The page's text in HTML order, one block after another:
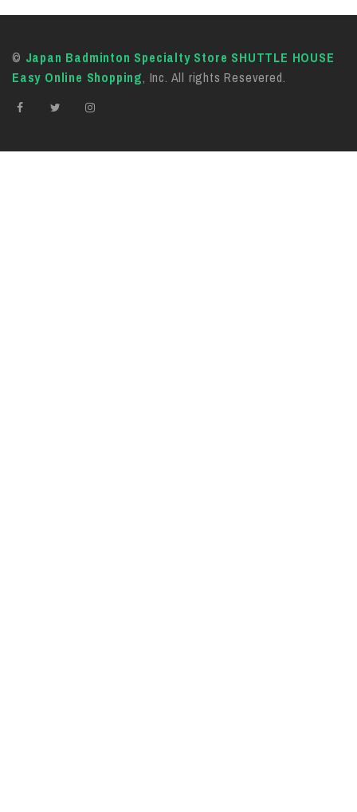
© Japan Badminton Specialty Store SHUTTLE HOUSE
Easy Online Shopping, Inc. All rights Resevered.